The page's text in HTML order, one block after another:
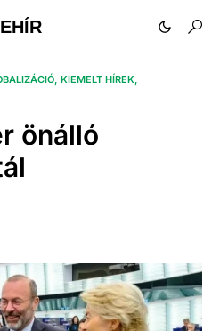
EHÍR
KIEMELT HÍREK
önálló